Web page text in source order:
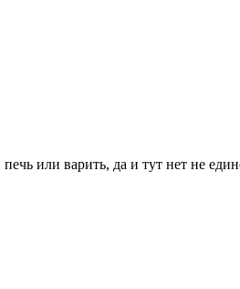
или варить, да и тут нет не